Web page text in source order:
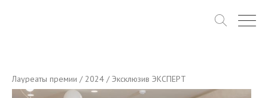
Лауреаты премии / 2024 / Эксклюзив ЭКСПЕРТ